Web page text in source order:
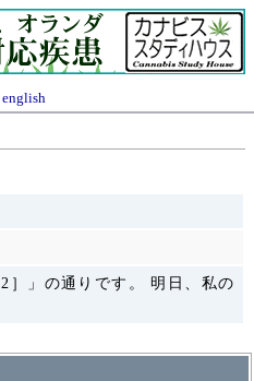
english
］」の通りです。 明日、私の